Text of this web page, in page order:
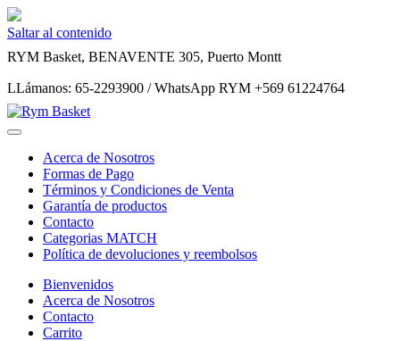
Saltar al contenido
RYM Basket, BENAVENTE 305, Puerto Montt
LLámanos: 65-2293900 / WhatsApp RYM +569 61224764
Acerca de Nosotros
Formas de Pago
Términos y Condiciones de Venta
Garantía de productos
Contacto
Categorias MATCH
Política de devoluciones y reembolsos
Bienvenidos
Acerca de Nosotros
Contacto
Carrito